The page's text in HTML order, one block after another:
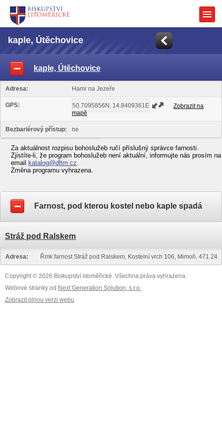
kaple, Útěchovice
kaple, Útěchovice
Adresa: Hamr na Jezeře
GPS:
Zobrazit na
mapě
Bezbariérový přístup: ne
Za aktuálnost rozpisu bohoslužeb ručí příslušný správce farnosti.
Zjistíte-li, že program bohoslužeb není aktuální, informujte nás prosím na
email
katalog@dltm.cz.
Změna programu vyhrazena.
Farnost, pod kterou kostel nebo kaple spadá
Stráž pod Ralskem
Adresa: Řmk farnost Stráž pod Ralskem, Kostelní vrch 106, Mimoň, 471 24
Copyright © 2026 Biskupství litoměřické. Všechna práva vyhrazena.
Webové stránky od Next Generation Solution, s.r.o.
Zobrazit plnou verzi webu